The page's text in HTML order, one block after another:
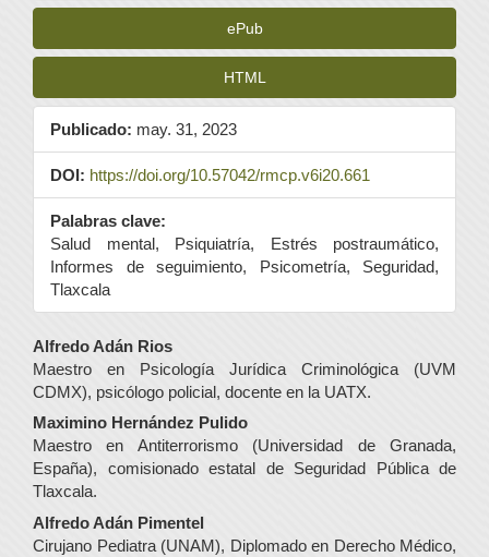
ePub
HTML
Publicado: may. 31, 2023
DOI: https://doi.org/10.57042/rmcp.v6i20.661
Palabras clave:
Salud mental, Psiquiatría, Estrés postraumático,
Informes de seguimiento, Psicometría, Seguridad,
Tlaxcala
Contenido
principal
del
artículo
Alfredo Adán Rios
Maestro en Psicología Jurídica Criminológica (UVM
CDMX), psicólogo policial, docente en la UATX.
Maximino Hernández Pulido
Maestro en Antiterrorismo (Universidad de Granada,
España), comisionado estatal de Seguridad Pública de
Tlaxcala.
Alfredo Adán Pimentel
Cirujano Pediatra (UNAM), Diplomado en Derecho Médico,